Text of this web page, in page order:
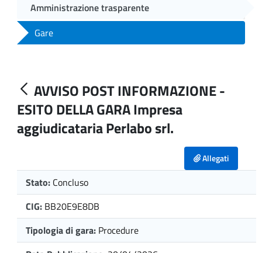
Amministrazione trasparente
Gare
AVVISO POST INFORMAZIONE -
ESITO DELLA GARA Impresa
aggiudicataria Perlabo srl.
Allegati
Stato: Concluso
CIG: BB20E9E8DB
Tipologia di gara: Procedure